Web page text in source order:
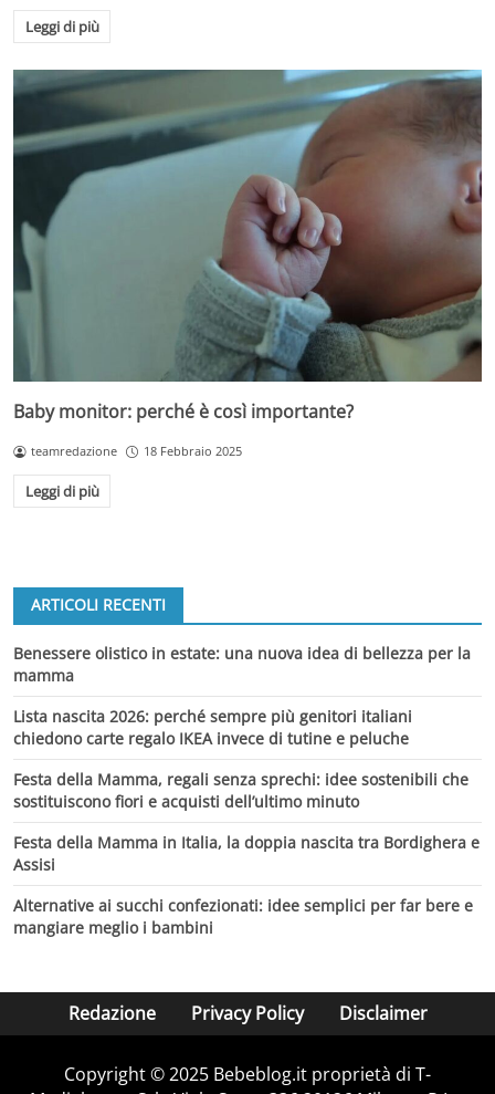
Leggi di più
Baby monitor: perché è così importante?
teamredazione 18 Febbraio 2025
Leggi di più
ARTICOLI RECENTI
Benessere olistico in estate: una nuova idea di bellezza per la
mamma
Lista nascita 2026: perché sempre più genitori italiani
chiedono carte regalo IKEA invece di tutine e peluche
Festa della Mamma, regali senza sprechi: idee sostenibili che
sostituiscono fiori e acquisti dell’ultimo minuto
Festa della Mamma in Italia, la doppia nascita tra Bordighera e
Assisi
Alternative ai succhi confezionati: idee semplici per far bere e
mangiare meglio i bambini
Redazione Privacy Policy Disclaimer
Copyright © 2025 Bebeblog.it proprietà di T-